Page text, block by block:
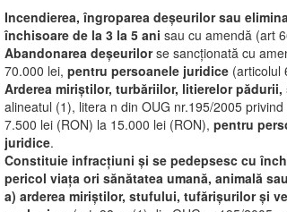
Incendierea, îngroparea deșeurilor sau
închisoare de la 3 la 5 ani sau cu amendă (art
Abandonarea deșeurilorse sancționată cu
70.000 lei, pentru persoanele juridice (articolul
Arderea miriștilor, turbăriilor, litierelor
alineatul (1), litera n din OUG nr.195/2005
7.500 lei (RON) la 15.000 lei (RON), pentru
juridice.
Constituie infracțiuni și se pedepsesc cu
pericol viața ori sănătatea umană, animală
a) arderea miriștilor, stufului, tufărișurilor și